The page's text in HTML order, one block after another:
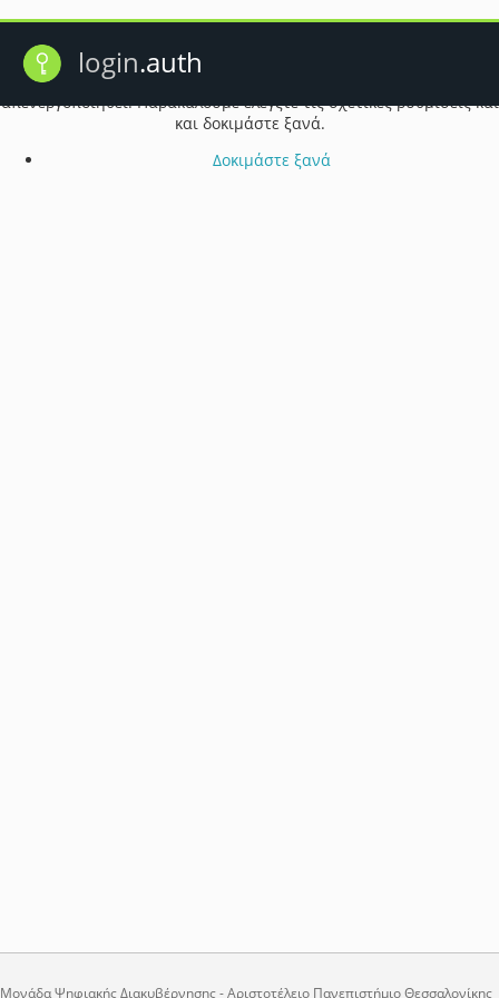
login.auth
Ενδέχεται τα cookie του προγράμματος περιήγησής σας να έχουν
απενεργοποιηθεί. Παρακαλούμε ελέγξτε τις σχετικές ρυθμίσεις και
και δοκιμάστε ξανά.
Δοκιμάστε ξανά
Μονάδα Ψηφιακής Διακυβέρνησης - Αριστοτέλειο Πανεπιστήμιο Θεσσαλονίκης